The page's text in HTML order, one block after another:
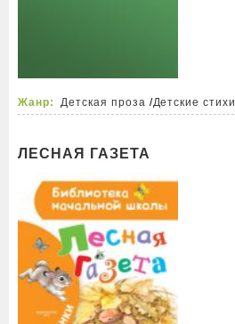
Жанр: Детская проза /Детские стихи
ЛЕСНАЯ ГАЗЕТА